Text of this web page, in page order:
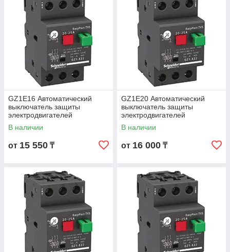
GZ1E16 Автоматический
выключатель защиты
электродвигателей
мощностью до 5.5кВт, на токи
9 - 14А
В наличии
от 15 550 ₸
GZ1E20 Автоматический
выключатель защиты
электродвигателей
мощностью до 7.5кВт, на токи
13 - 18А
В наличии
от 16 000 ₸